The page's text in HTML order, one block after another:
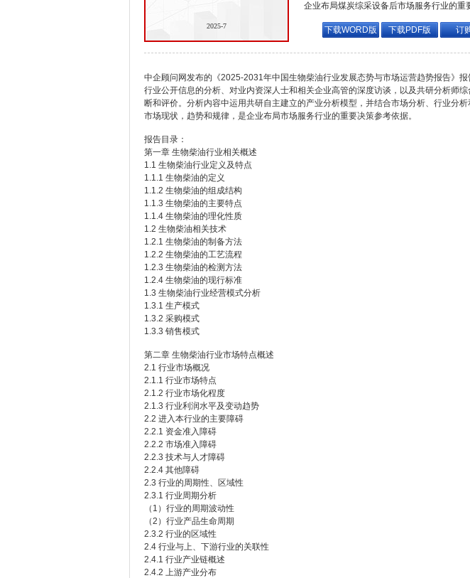
2025-7
企业布局煤炭综采设备后市场服务行业的重
下载WORD版 下载PDF版 订
中企顾问网发布的《2025-2031年中国生物柴油行业发展态势与市场运营趋势报告》
行业公开信息的分析、对业内资深人士和相关企业高管的深度访谈，以及共研分析师
断和评价。分析内容中运用共研自主建立的产业分析模型，并结合市场分析、行业分
市场现状，趋势和规律，是企业布局市场服务行业的重要决策参考依据。
报告目录：
第一章 生物柴油行业相关概述
1.1 生物柴油行业定义及特点
1.1.1 生物柴油的定义
1.1.2 生物柴油的组成结构
1.1.3 生物柴油的主要特点
1.1.4 生物柴油的理化性质
1.2 生物柴油相关技术
1.2.1 生物柴油的制备方法
1.2.2 生物柴油的工艺流程
1.2.3 生物柴油的检测方法
1.2.4 生物柴油的现行标准
1.3 生物柴油行业经营模式分析
1.3.1 生产模式
1.3.2 采购模式
1.3.3 销售模式
第二章 生物柴油行业市场特点概述
2.1 行业市场概况
2.1.1 行业市场特点
2.1.2 行业市场化程度
2.1.3 行业利润水平及变动趋势
2.2 进入本行业的主要障碍
2.2.1 资金准入障碍
2.2.2 市场准入障碍
2.2.3 技术与人才障碍
2.2.4 其他障碍
2.3 行业的周期性、区域性
2.3.1 行业周期分析
（1）行业的周期波动性
（2）行业产品生命周期
2.3.2 行业的区域性
2.4 行业与上、下游行业的关联性
2.4.1 行业产业链概述
2.4.2 上游产业分布